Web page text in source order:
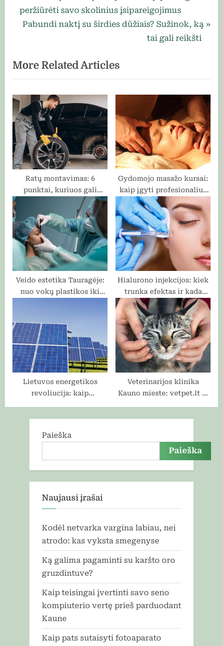
tarp
r
e
o
u
s
P
o
s
t
:
peržiūrėti savo skolinius įsipareigojimus
N
t
P
o
s
t
:
Pabundi naktį su širdies dūžiais? Sužinok, ką
tai gali reikšti
More Related Articles
Ratų montavimas: 6
punktai, kuriuos gali
įvertinti dar neišvažiavęs
iš serviso
Gydomojo masažo kursai:
kaip įgyti profesionalius
įgūdžius ir žinias
Veido estetika Tauragėje:
nuo vokų plastikos iki
Hialurono injekcijos: kiek
trunka efektas ir kada
norisi sugrįžti?
Lietuvos energetikos
revoliucija: kaip
Veterinarijos klinika
Kauno mieste: vetpet.lt —
Paieška
Paieška
Naujausi įrašai
Kodėl netvarka vargina labiau, nei
atrodo: kas vyksta smegenyse
Ką galima pagaminti su karšto oro
gruzdintuve?
Kaip teisingai įvertinti savo seno
kompiuterio vertę prieš parduodant
Kaune
Kaip pats sutaisyti fotoaparato